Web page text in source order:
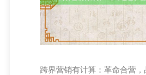
券，加多消耗诱惑力。此外，确立
卡”圭臬，饱读
跨界营销有计算：革命合营，